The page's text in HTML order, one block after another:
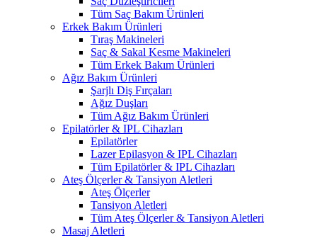
Tüm Saç Bakım Ürünleri
Erkek Bakım Ürünleri
Tıraş Makineleri
Saç & Sakal Kesme Makineleri
Tüm Erkek Bakım Ürünleri
Ağız Bakım Ürünleri
Şarjlı Diş Fırçaları
Ağız Duşları
Tüm Ağız Bakım Ürünleri
Epilatörler & IPL Cihazları
Epilatörler
Lazer Epilasyon & IPL Cihazları
Tüm Epilatörler & IPL Cihazları
Ateş Ölçerler & Tansiyon Aletleri
Ateş Ölçerler
Tansiyon Aletleri
Tüm Ateş Ölçerler & Tansiyon Aletleri
Masaj Aletleri